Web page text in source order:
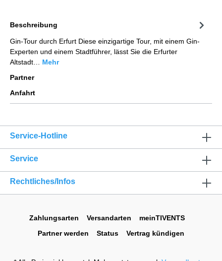
Beschreibung
Gin-Tour durch Erfurt Diese einzigartige Tour, mit einem Gin-
Experten und einem Stadtführer, lässt Sie die Erfurter
Altstadt… Mehr
Partner
Anfahrt
Service-Hotline
Service
Rechtliches/Infos
Zahlungsarten Versandarten
meinTIVENTS
Partner werden
Status Vertrag kündigen